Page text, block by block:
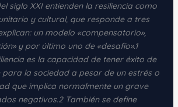
siglo XXI entienden la resiliencia como
y cultural, que responde a tres
un modelo «compensatorio»,
y por último uno de «desafío».1​
es la capacidad de tener éxito de
la sociedad a pesar de un estrés o
que implica normalmente un grave
negativos.2​ También se define